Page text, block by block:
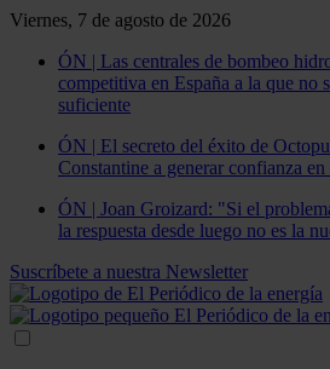
Viernes, 7 de agosto de 2026
ÓN | Las centrales de bombeo
competitiva en España a la que no
suficiente
ÓN | El secreto del éxito de
Constantine a generar confianza
ÓN | Joan Groizard: "Si el
la respuesta desde luego no es la
Suscríbete a nuestra Newsletter